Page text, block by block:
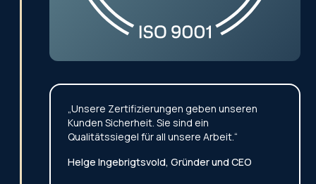
„Unsere Zertifizierungen geben unseren
Kunden Sicherheit. Sie sind ein
Qualitätssiegel für all unsere Arbeit.“
Helge Ingebrigtsvold, Gründer und CEO